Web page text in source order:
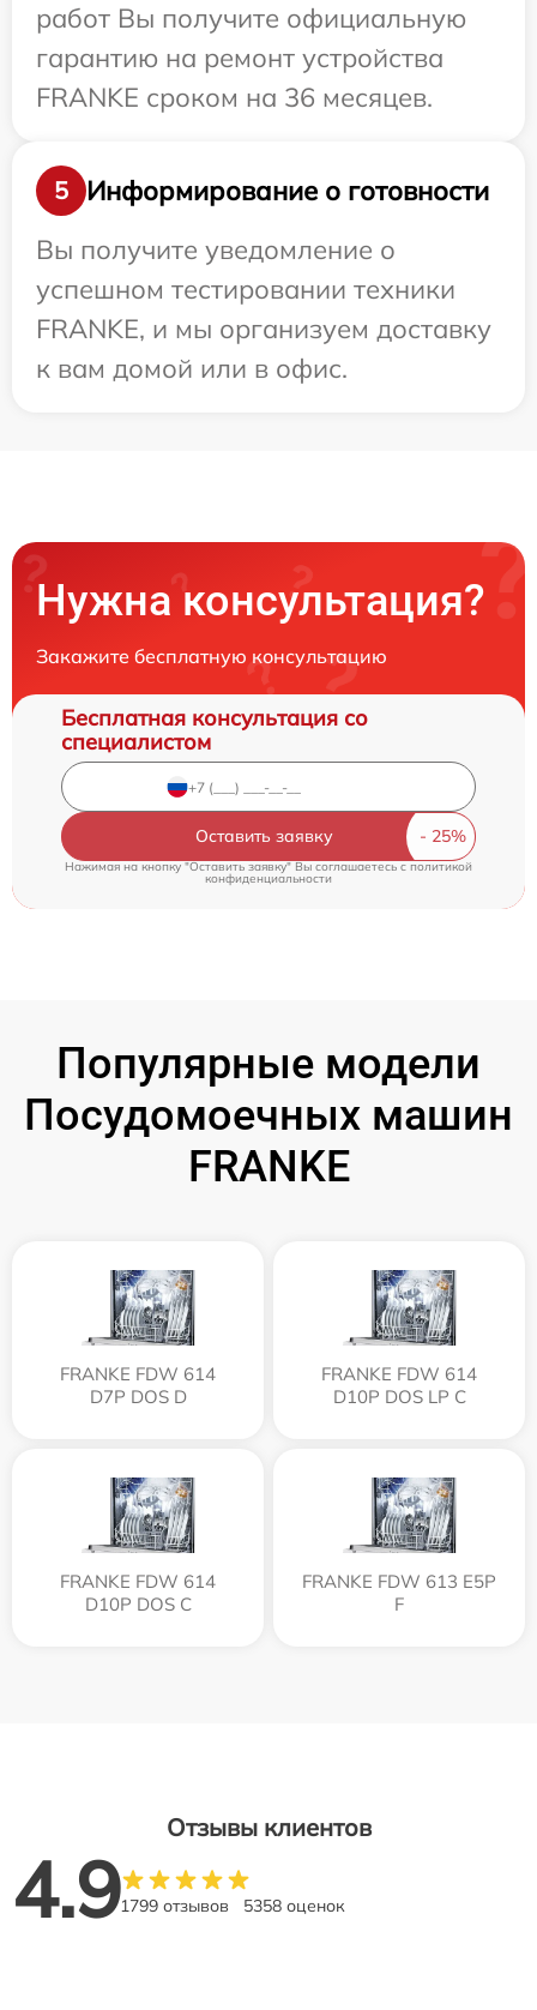
работ Вы получите официальную
гарантию на ремонт устройства
FRANKE сроком на 36 месяцев.
5
Информирование о готовности
Вы получите уведомление о
успешном тестировании техники
FRANKE, и мы организуем доставку
к вам домой или в офис.
Нужна консультация?
Закажите бесплатную консультацию
Бесплатная консультация со
специалистом
Оставить заявку
Нажимая на кнопку "Оставить заявку" Вы соглашаетесь c политикой
конфиденциальности
Популярные модели
Посудомоечных машин
FRANKE
FRANKE FDW 614
D7P DOS D
FRANKE FDW 614
D10P DOS LP C
FRANKE FDW 614
D10P DOS C
FRANKE FDW 613 E5P
F
Отзывы клиентов
4.91799 отзывов 5358 оценок